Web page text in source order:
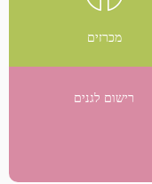
מכרזים
רישום לגנים